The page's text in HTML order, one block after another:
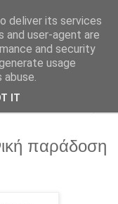
παράδοση
deliver its services
and user-agent are
and security
usage
IT